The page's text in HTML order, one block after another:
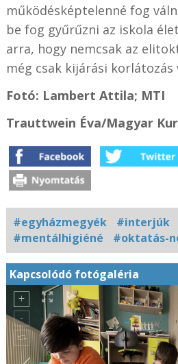
működésképtelenné fog
be fog gyűrűzni az iskola
arra, hogy nemcsak az
még csak kijárási korlátozás
Fotó: Lambert Attila; MTI
Trauttwein Éva/Magyar
#egyházmegyék #interjúk
#mentálhigiéné
#oktatás-
Kapcsolódó fotógaléria